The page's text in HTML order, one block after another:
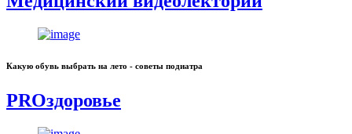
Какую обувь выбрать на лето - советы подиатра
PROздоровье